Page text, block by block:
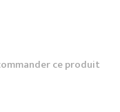
ce produit